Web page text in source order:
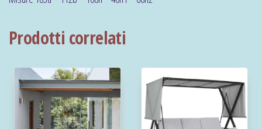
Prodotti correlati